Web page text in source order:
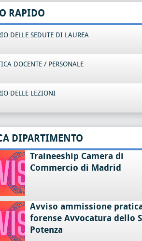
RAPIDO
DELLE SEDUTE DI LAUREA
DOCENTE / PERSONALE
DELLE LEZIONI
DIPARTIMENTO
Traineeship Camera di
Commercio di Madrid
Avviso ammissione
forense Avvocatura dello
Potenza